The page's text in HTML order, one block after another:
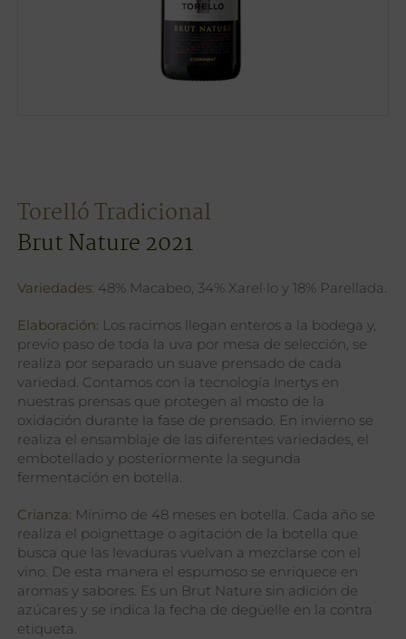
Torelló Tradicional
Brut Nature 2021
Variedades: 48% Macabeo, 34% Xarel·lo y 18% Parellada.
Elaboración: Los racimos llegan enteros a la bodega y,
previo paso de toda la uva por mesa de selección, se
realiza por separado un suave prensado de cada
variedad. Contamos con la tecnología Inertys en
nuestras prensas que protegen al mosto de la
oxidación durante la fase de prensado. En invierno se
realiza el ensamblaje de las diferentes variedades, el
embotellado y posteriormente la segunda
fermentación en botella.
Crianza: Mínimo de 48 meses en botella. Cada año se
realiza el poignettage o agitación de la botella que
busca que las levaduras vuelvan a mezclarse con el
vino. De esta manera el espumoso se enriquece en
aromas y sabores. Es un Brut Nature sin adición de
azúcares y se indica la fecha de degüelle en la contra
etiqueta.